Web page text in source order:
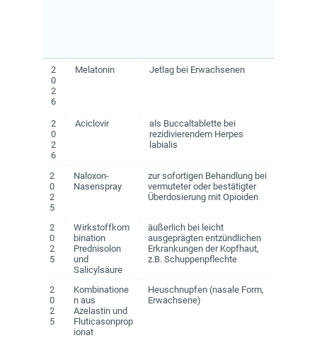
2
0
2
6
Melatonin Jetlag bei Erwachsenen
2
0
2
6
Aciclovir
als Buccaltablette bei
rezidivierendem Herpes
labialis
2
0
2
5
Naloxon-
Nasenspray
zur sofortigen Behandlung bei
vermuteter oder bestätigter
Überdosierung mit Opioiden
2
0
2
5
Wirkstoffkom
bination
Prednisolon
und
Salicylsäure
äußerlich bei leicht
ausgeprägten entzündlichen
Erkrankungen der Kopfhaut,
z.B. Schuppenpflechte
2
0
2
5
Kombinatione
n aus
Azelastin und
Fluticasonprop
ionat
Heuschnupfen (nasale Form,
Erwachsene)